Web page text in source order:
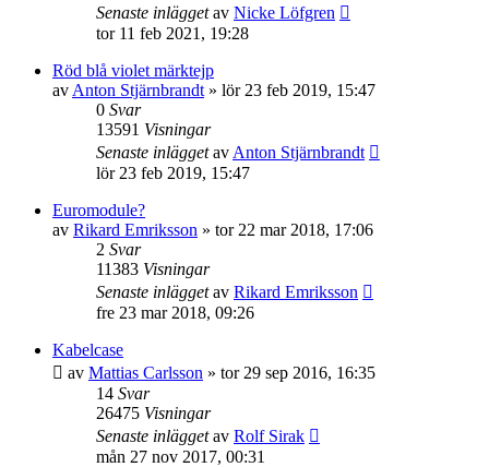
Senaste inläggetav Nicke Löfgren
tor 11 feb 2021, 19:28
Röd blå violet märktejp
av Anton Stjärnbrandt » lör 23 feb 2019, 15:47
0 Svar
13591 Visningar
Senaste inläggetav Anton Stjärnbrandt
lör 23 feb 2019, 15:47
Euromodule?
av Rikard Emriksson » tor 22 mar 2018, 17:06
2 Svar
11383 Visningar
Senaste inläggetav Rikard Emriksson
fre 23 mar 2018, 09:26
Kabelcase
av Mattias Carlsson » tor 29 sep 2016, 16:35
14 Svar
26475 Visningar
Senaste inläggetav Rolf Sirak
mån 27 nov 2017, 00:31